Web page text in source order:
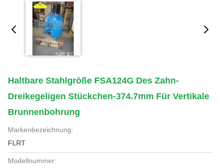
Haltbare Stahlgröße FSA124G Des Zahn-
Dreikegeligen Stückchen-374.7mm Für Vertikale
Brunnenbohrung
Markenbezeichnung:
FLRT
Modellnummer: